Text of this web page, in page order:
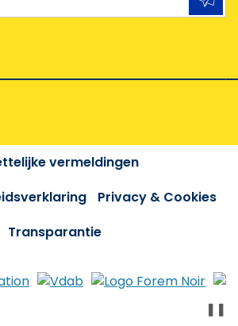
vermeldingen
Privacy & Cookies
Transparantie
❚❚